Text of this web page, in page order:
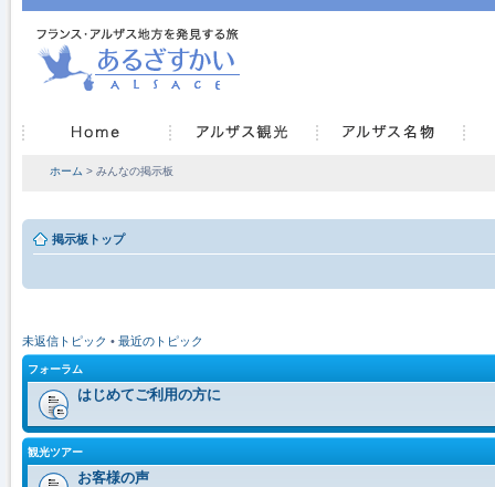
ホーム > みんなの掲示板
掲示板トップ
未返信トピック • 最近のトピック
フォーラム
はじめてご利用の方に
観光ツアー
お客様の声